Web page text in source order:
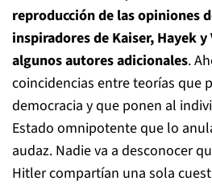
reproducción de las opiniones
inspiradores de Kaiser, Hayek y
algunos autores adicionales.
coincidencias entre teorías que
democracia y que ponen al
Estado omnipotente que lo
audaz. Nadie va a desconocer
Hitler compartían una sola